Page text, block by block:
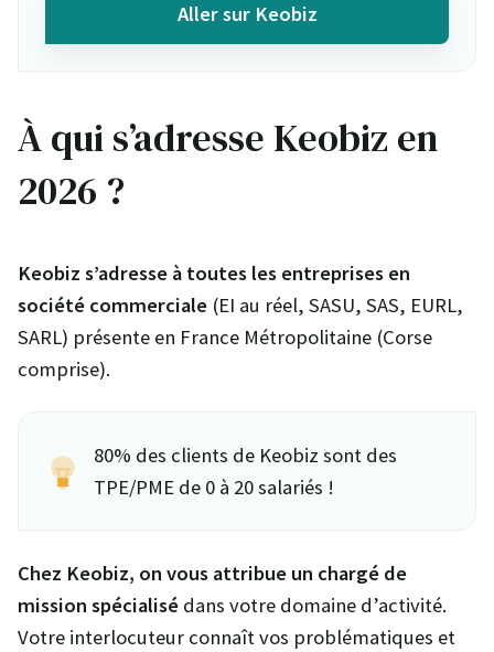
Aller sur Keobiz
À qui s’adresse Keobiz en
2026 ?
Keobiz s’adresse à toutes les entreprises en
société commerciale (EI au réel, SASU, SAS, EURL,
SARL) présente en France Métropolitaine (Corse
comprise).
80% des clients de Keobiz sont des
TPE/PME de 0 à 20 salariés !
Chez Keobiz, on vous attribue un chargé de
mission spécialisé dans votre domaine d’activité.
Votre interlocuteur connaît vos problématiques et